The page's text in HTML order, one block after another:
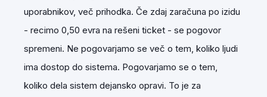
uporabnikov, več prihodka. Če zdaj zaračuna po izidu
- recimo 0,50 evra na rešeni ticket - se pogovor
spremeni. Ne pogovarjamo se več o tem, koliko ljudi
ima dostop do sistema. Pogovarjamo se o tem,
koliko dela sistem dejansko opravi. To je za